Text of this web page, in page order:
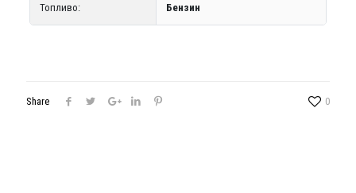
Топливо: Бензин
Share 0